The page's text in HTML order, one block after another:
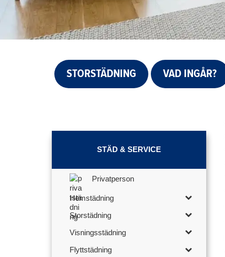
STORSTÄDNING VAD INGÅR?
STÄD & SERVICE
Privatperson
Hemstädning
Storstädning
Visningsstädning
Flyttstädning